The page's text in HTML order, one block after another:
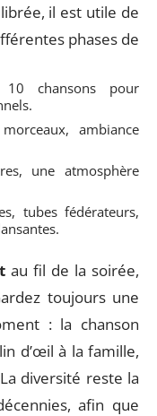
il est utile de
phases de
chansons pour
ambiance
une atmosphère
tubes fédérateurs,
au fil de la soirée,
toujours une
: la chanson
d’œil à la famille,
diversité reste la
afin que